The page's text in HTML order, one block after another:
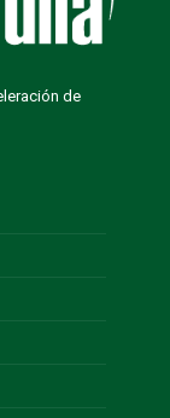
de